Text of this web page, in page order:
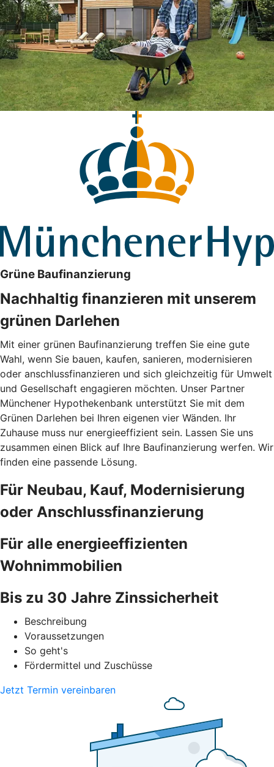
Grüne Baufinanzierung
Nachhaltig finanzieren mit unserem
grünen Darlehen
Mit einer grünen Baufinanzierung treffen Sie eine gute
Wahl, wenn Sie bauen, kaufen, sanieren, modernisieren
oder anschlussfinanzieren und sich gleichzeitig für Umwelt
und Gesellschaft engagieren möchten. Unser Partner
Münchener Hypothekenbank unterstützt Sie mit dem
Grünen Darlehen bei Ihren eigenen vier Wänden. Ihr
Zuhause muss nur energieeffizient sein. Lassen Sie uns
zusammen einen Blick auf Ihre Baufinanzierung werfen. Wir
finden eine passende Lösung.
Für Neubau, Kauf, Modernisierung
oder Anschlussfinanzierung
Für alle energieeffizienten
Wohnimmobilien
Bis zu 30 Jahre Zinssicherheit
Beschreibung
Voraussetzungen
So geht's
Fördermittel und Zuschüsse
Jetzt Termin vereinbaren